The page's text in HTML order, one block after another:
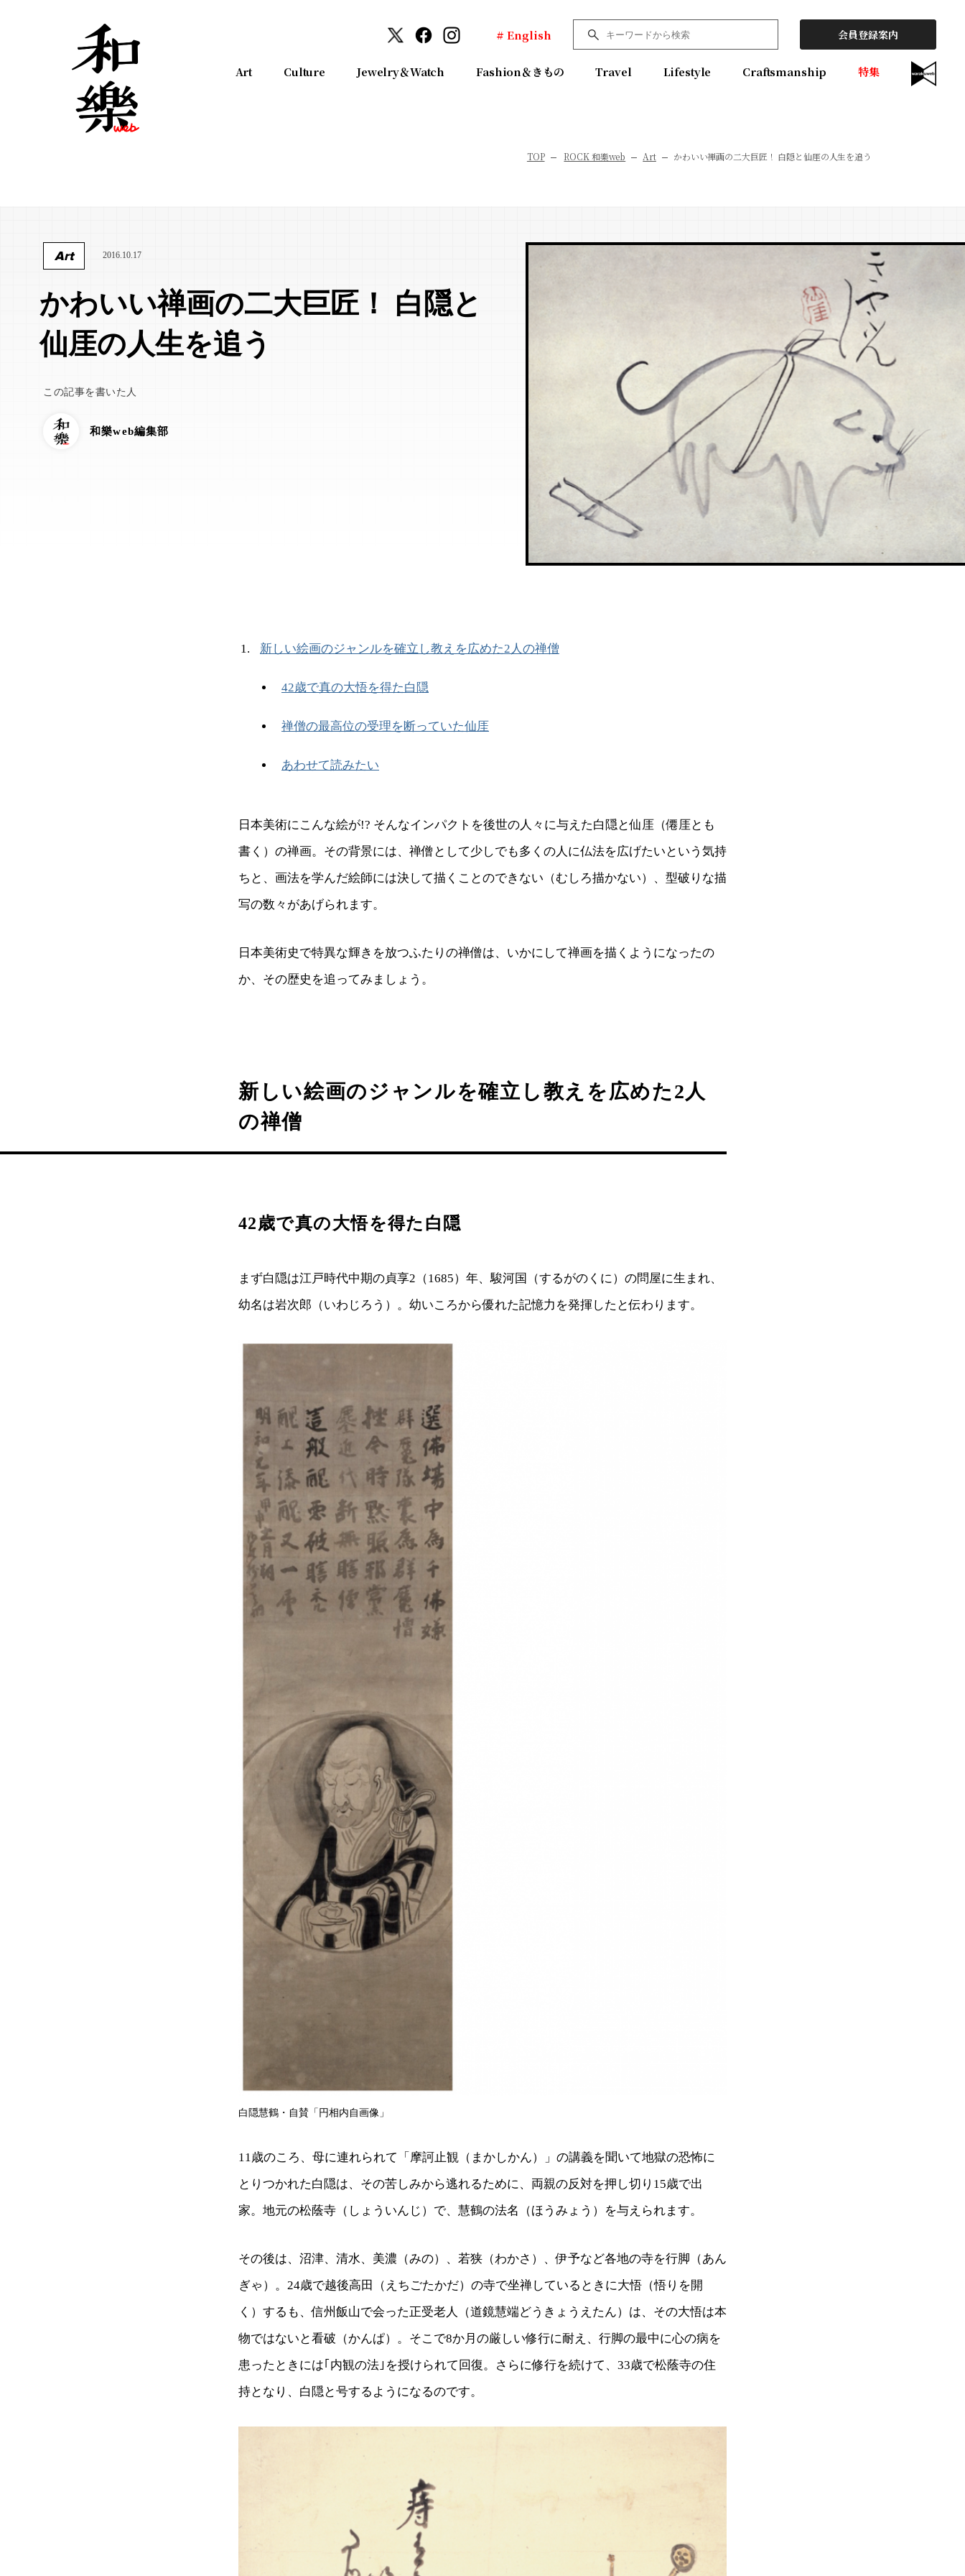
# English 会員登録案内
Art Culture Jewelry＆Watch Fashion＆きもの Travel Lifestyle Craftsmanship 特集
TOP ROCK 和樂web Art かわいい禅画の二大巨匠！ 白隠と仙厓の人生を追う
Art 2016.10.17
かわいい禅画の二大巨匠！ 白隠と
仙厓の人生を追う
この記事を書いた人
和樂web編集部
新しい絵画のジャンルを確立し教えを広めた2人の禅僧
42歳で真の大悟を得た白隠
禅僧の最高位の受理を断っていた仙厓
あわせて読みたい
日本美術にこんな絵が!? そんなインパクトを後世の人々に与えた白隠と仙厓（僊厓とも
書く）の禅画。その背景には、禅僧として少しでも多くの人に仏法を広げたいという気持
ちと、画法を学んだ絵師には決して描くことのできない（むしろ描かない）、型破りな描
写の数々があげられます。
日本美術史で特異な輝きを放つふたりの禅僧は、いかにして禅画を描くようになったの
か、その歴史を追ってみましょう。
新しい絵画のジャンルを確立し教えを広めた2人
の禅僧
42歳で真の大悟を得た白隠
まず白隠は江戸時代中期の貞享2（1685）年、駿河国（するがのくに）の問屋に生まれ、
幼名は岩次郎（いわじろう）。幼いころから優れた記憶力を発揮したと伝わります。
白隠慧鶴・自賛「円相内自画像」
11歳のころ、母に連れられて「摩訶止観（まかしかん）」の講義を聞いて地獄の恐怖に
とりつかれた白隠は、その苦しみから逃れるために、両親の反対を押し切り15歳で出
家。地元の松蔭寺（しょういんじ）で、慧鶴の法名（ほうみょう）を与えられます。
その後は、沼津、清水、美濃（みの）、若狭（わかさ）、伊予など各地の寺を行脚（あん
ぎゃ）。24歳で越後高田（えちごたかだ）の寺で坐禅しているときに大悟（悟りを開
く）するも、信州飯山で会った正受老人（道鏡慧端どうきょうえたん）は、その大悟は本
物ではないと看破（かんぱ）。そこで8か月の厳しい修行に耐え、行脚の最中に心の病を
患ったときには｢内観の法｣を授けられて回復。さらに修行を続けて、33歳で松蔭寺の住
持となり、白隠と号するようになるのです。